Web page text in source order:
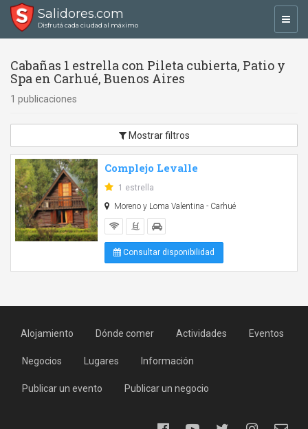
Salidores.com
Disfrutá cada ciudad al máximo
Cabañas 1 estrella con Pileta cubierta, Patio y
Spa en Carhué, Buenos Aires
1 publicaciones
Mostrar filtros
Complejo Levalle
1 estrella
Moreno y Loma Valentina - Carhué
Consultar disponibilidad
Alojamiento Dónde comer Actividades Eventos
Negocios Lugares Información
Publicar un evento Publicar un negocio